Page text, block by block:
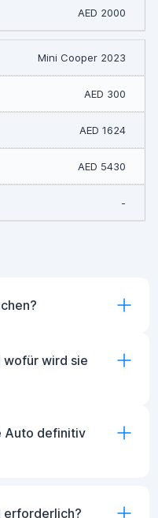
AED 2000
Mini Cooper 2023
AED 300
AED 1624
AED 5430
-
wofür wird sie
Auto definitiv
erforderlich?